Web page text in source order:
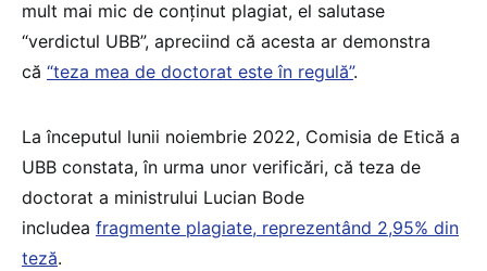
mult mai mic de conținut plagiat, el salutase
“verdictul UBB”, apreciind că acesta ar demonstra
că “teza mea de doctorat este în regulă”.
La începutul lunii noiembrie 2022, Comisia de Etică a
UBB constata, în urma unor verificări, că teza de
doctorat a ministrului Lucian Bode
includea fragmente plagiate, reprezentând 2,95% din
teză.